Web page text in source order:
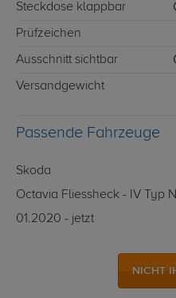
Steckdose klappbar
Prüfzeichen
Ausschnitt sichtbar
Versandgewicht
Passende Fahrzeuge
Skoda
Octavia Fliessheck - IV Typ
01.2020 - jetzt
NICHT